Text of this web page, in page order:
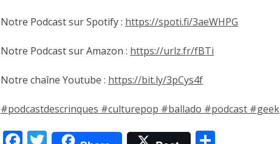
Notre Podcast sur Spotify : https://spoti.fi/3aeWHPG
Notre Podcast sur Amazon : https://urlz.fr/fBTi
Notre chaîne Youtube : https://bit.ly/3pCys4f
#podcastdescrinques #culturepop #ballado #podcast #geek